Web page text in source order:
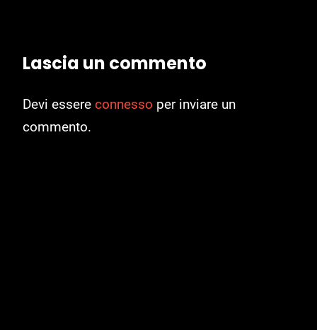
Lascia un commento
Devi essere connesso per inviare un
commento.